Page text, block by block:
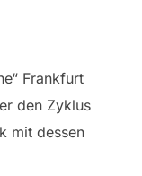
Frankfurt
den Zyklus
mit dessen